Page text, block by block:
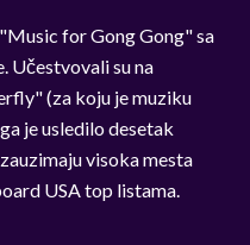
for Gong Gong" sa
Učestvovali su na
(za koju je muziku
je usledilo desetak
visoka mesta
USA top listama.